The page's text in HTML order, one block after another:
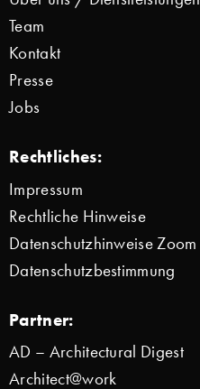
Team
Kontakt
Presse
Jobs
Rechtliches:
Impressum
Rechtliche Hinweise
Datenschutzhinweise Zoom
Datenschutzbestimmung
Partner:
AD – Architectural Digest
Architect@work